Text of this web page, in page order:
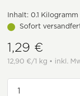
Inhalt: 0.1 Kilogramm
Sofort
1,29 €
12,90 €/1 kg • inkl.